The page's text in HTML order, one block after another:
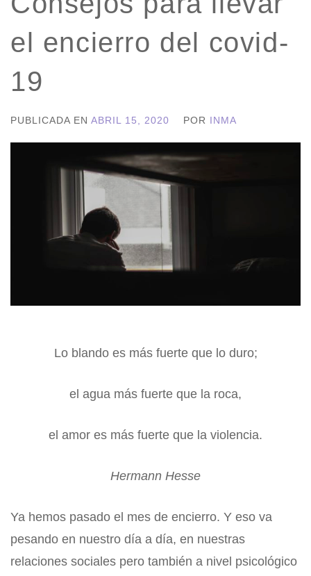
el encierro del covid-
19
PUBLICADA EN ABRIL 15, 2020 POR INMA
Lo blando es más fuerte que lo duro;
el agua más fuerte que la roca,
el amor es más fuerte que la violencia.
Hermann Hesse
Ya hemos pasado el mes de encierro. Y eso va
pesando en nuestro día a día, en nuestras
relaciones sociales pero también a nivel psicológico